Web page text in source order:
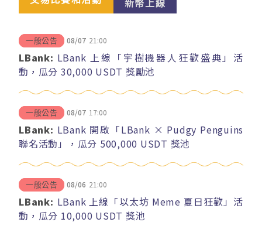
新幣上線
一般公告 08/07 21:00
LBank: LBank 上線「宇樹機器人狂歡盛典」活
動，瓜分 30,000 USDT 獎勵池
一般公告 08/07 17:00
LBank: LBank 開啟「LBank × Pudgy Penguins
聯名活動」，瓜分 500,000 USDT 獎池
一般公告 08/06 21:00
LBank: LBank 上線「以太坊 Meme 夏日狂歡」活
動，瓜分 10,000 USDT 獎池